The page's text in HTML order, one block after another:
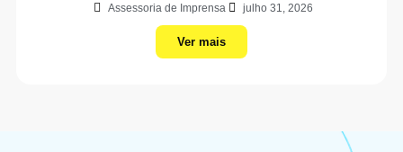
Assessoria de Imprensa julho 31, 2026
Ver mais